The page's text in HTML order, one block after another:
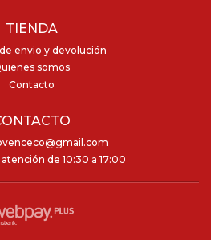
TIENDA
envio y devolución
somos
Contacto
de 10:30 a 17:00